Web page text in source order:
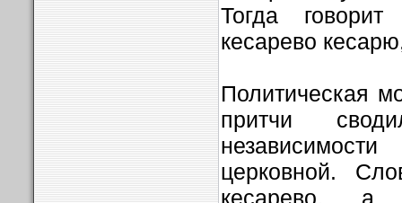
Тогда
кесарево
Политическая
притчи
церковной.
кесарево, а